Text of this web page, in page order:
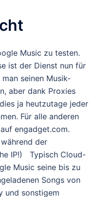
Music zu testen.
ist der Dienst nun für
seinen Musik-
aber dank Proxies
ja heutzutage jeder
Für alle anderen
engadget.com.
der
IP!) Typisch Cloud-
Music seine bis zu
Songs von
und sonstigem